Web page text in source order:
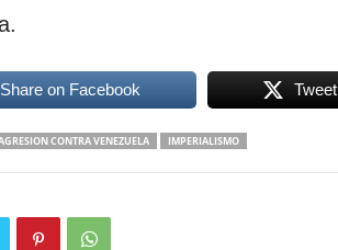
Share on Facebook Tweet
CONTRA VENEZUELA IMPERIALISMO